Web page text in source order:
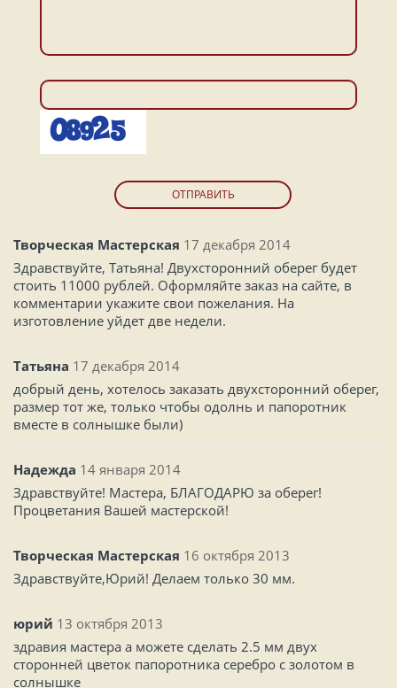
ОТПРАВИТЬ
Творческая Мастерская 17 декабря 2014
Здравствуйте, Татьяна! Двухсторонний оберег будет
стоить 11000 рублей. Оформляйте заказ на сайте, в
комментарии укажите свои пожелания. На
изготовление уйдет две недели.
Татьяна 17 декабря 2014
добрый день, хотелось заказать двухсторонний оберег,
размер тот же, только чтобы одолнь и папоротник
вместе в солнышке были)
Надежда 14 января 2014
Здравствуйте! Мастера, БЛАГОДАРЮ за оберег!
Процветания Вашей мастерской!
Творческая Мастерская 16 октября 2013
Здравствуйте,Юрий! Делаем только 30 мм.
юрий 13 октября 2013
здравия мастера а можете сделать 2.5 мм двух
сторонней цветок папоротника серебро с золотом в
солнышке